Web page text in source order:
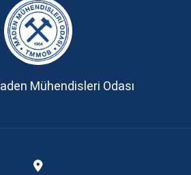
Mühendisleri Odası